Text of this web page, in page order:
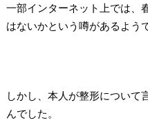
一部インターネット上では、
はないかという噂があるよう
しかし、本人が整形について
んでした。